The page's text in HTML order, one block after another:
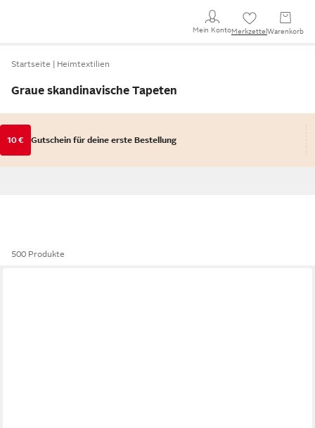
Mein KontoMerkzettel Warenkorb
Startseite Heimtextilien
Graue skandinavische Tapeten
10 € Gutschein für deine erste Bestellung
500 Produkte